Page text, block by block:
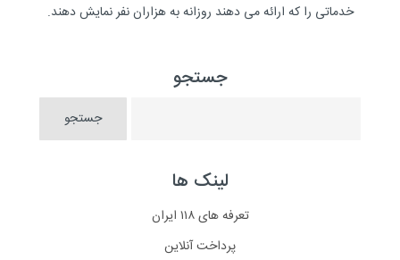
خدماتی را که ارائه می دهند روزانه به هزاران نفر نمایش دهند.
جستجو
لینک ها
تعرفه های ۱۱۸ ایران
پرداخت آنلاین